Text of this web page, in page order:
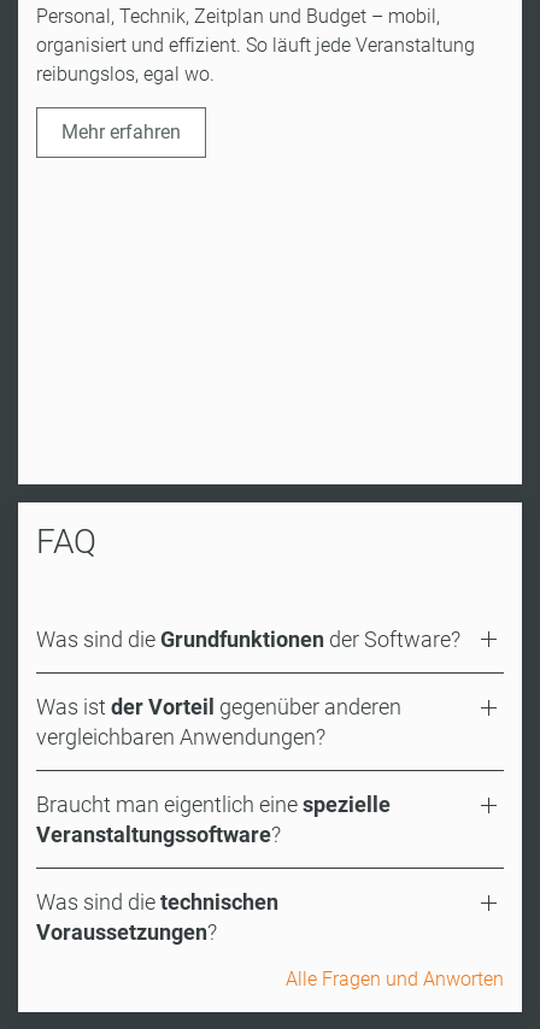
Personal, Technik, Zeitplan und Budget – mobil,
organisiert und effizient. So läuft jede Veranstaltung
reibungslos, egal wo.
Mehr erfahren
FAQ
Was sind dieGrundfunktionen der Software?
Was ist der Vorteil gegenüber anderen
vergleichbaren Anwendungen?
Braucht man eigentlich einespezielle
Veranstaltungssoftware?
Was sind dietechnischen
Voraussetzungen?
Alle Fragen und Anworten